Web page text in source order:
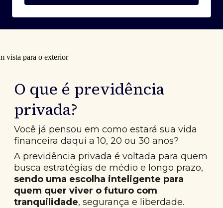
O que é previdência
privada?
Você já pensou em como estará sua vida
financeira daqui a 10, 20 ou 30 anos?
A previdência privada é voltada para quem
busca estratégias de médio e longo prazo,
sendo uma escolha inteligente para
quem quer viver o futuro com
tranquilidade, segurança e liberdade.